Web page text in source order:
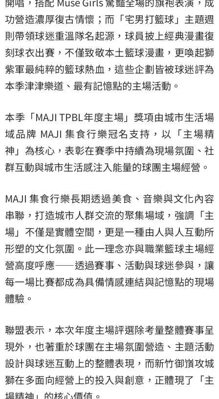
功營造濃厚復古情懷；而「宅男打籃球」主題週
則帶領球迷重溫隊名起源，球員披上經典漫畫復
刻球衣出賽，不僅致敬本土籃球漫畫，更喚起獅
紫軍最純粹的籃球熱血，這些企劃皆被球迷評為
本季津津樂道、最有記憶點的主場活動。
本季「MAJI TPBL年度主場」獎項由城市生活場
域品牌 MAJI 集食行樂冠名支持，以「主場精
神」為核心，表彰在賽季中持續為現場氛圍、社
群互動與城市生活感注入能量的球團主場經營。
MAJI 集食行樂長期透過美食、音樂與文化內容
串聯，打造城市人群交流的聚集場域，強調「主
場」不僅是實體空間，更是一種由人與人互動所
形塑的文化氛圍。此一理念亦與職業籃球主場經
營高度呼應——透過賽事、活動與球迷參與，讓
每一場比賽都成為具備情感連結與記憶點的現場
體驗。
聯盟表示，本次年度主場評選除考量整體賽事呈
現外，也著重於球團在主場氛圍營造、主題活動
設計與球迷互動上的整體表現，而新竹御嵿攻城
獅在多面向經營上的投入與創意，正體現了「主
場精神」的核心價值。